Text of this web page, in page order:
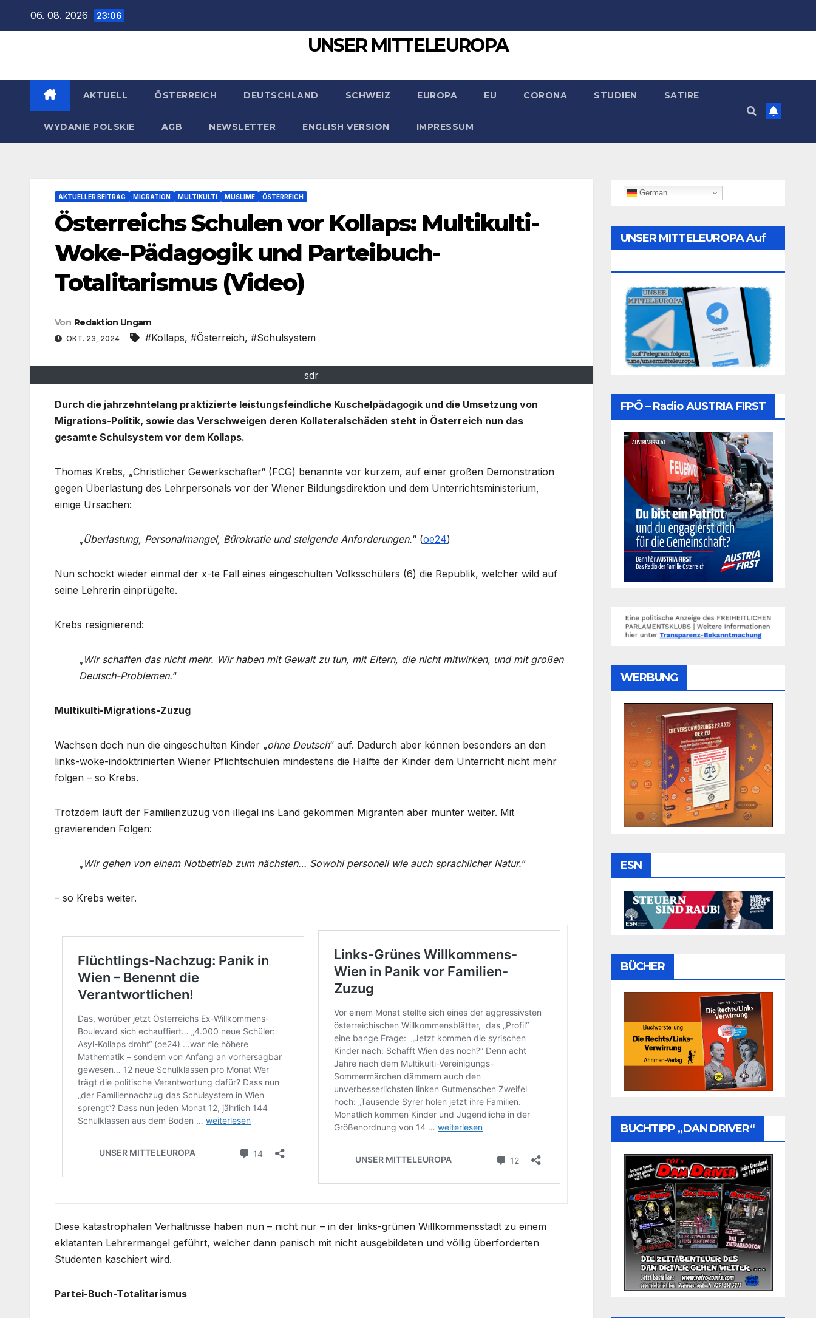
06. 08. 2026 23:06
UNSER MITTELEUROPA
AKTUELL ÖSTERREICH DEUTSCHLAND SCHWEIZ EUROPA EU CORONA STUDIEN SATIRE
WYDANIE POLSKIE AGB NEWSLETTER ENGLISH VERSION IMPRESSUM
AKTUELLER BEITRAG MIGRATION MULTIKULTI MUSLIME ÖSTERREICH
Österreichs Schulen vor Kollaps: Multikulti-
Woke-Pädagogik und Parteibuch-
Totalitarismus (Video)
Von Redaktion Ungarn
OKT. 23, 2024 #Kollaps, #Österreich, #Schulsystem
sdr
Durch die jahrzehntelang praktizierte leistungsfeindliche Kuschelpädagogik und die Umsetzung von
Migrations-Politik, sowie das Verschweigen deren Kollateralschäden steht in Österreich nun das
gesamte Schulsystem vor dem Kollaps.
Thomas Krebs, „Christlicher Gewerkschafter“ (FCG) benannte vor kurzem, auf einer großen Demonstration
gegen Überlastung des Lehrpersonals vor der Wiener Bildungsdirektion und dem Unterrichtsministerium,
einige Ursachen:
„Überlastung, Personalmangel, Bürokratie und steigende Anforderungen.“ (oe24)
Nun schockt wieder einmal der x-te Fall eines eingeschulten Volksschülers (6) die Republik, welcher wild auf
seine Lehrerin einprügelte.
Krebs resignierend:
„ Wir schaffen das nicht mehr. Wir haben mit Gewalt zu tun, mit Eltern, die nicht mitwirken, und mit großen
Deutsch-Problemen.“
Multikulti-Migrations-Zuzug
Wachsen doch nun die eingeschulten Kinder „ohne Deutsch“ auf. Dadurch aber können besonders an den
links-woke-indoktrinierten Wiener Pflichtschulen mindestens die Hälfte der Kinder dem Unterricht nicht mehr
folgen – so Krebs.
Trotzdem läuft der Familienzuzug von illegal ins Land gekommen Migranten aber munter weiter. Mit
gravierenden Folgen:
„ Wir gehen von einem Notbetrieb zum nächsten… Sowohl personell wie auch sprachlicher Natur.“
– so Krebs weiter.
Diese katastrophalen Verhältnisse haben nun – nicht nur – in der links-grünen Willkommensstadt zu einem
eklatanten Lehrermangel geführt, welcher dann panisch mit nicht ausgebildeten und völlig überforderten
Studenten kaschiert wird.
Partei-Buch-Totalitarismus
German
UNSER MITTELEUROPA Auf
FPÖ – Radio AUSTRIA FIRST
WERBUNG
ESN
BÜCHER
BUCHTIPP „DAN DRIVER“